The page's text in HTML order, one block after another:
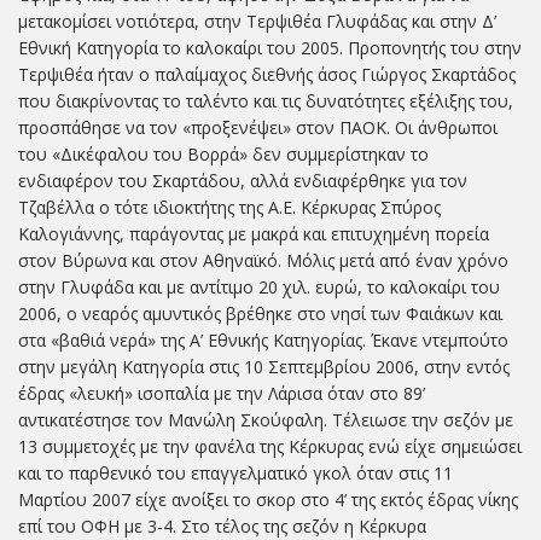
μετακομίσει νοτιότερα, στην Τερψιθέα Γλυφάδας και στην Δ’
Εθνική Κατηγορία το καλοκαίρι του 2005. Προπονητής του στην
Τερψιθέα ήταν ο παλαίμαχος διεθνής άσος Γιώργος Σκαρτάδος
που διακρίνοντας το ταλέντο και τις δυνατότητες εξέλιξης του,
προσπάθησε να τον «προξενέψει» στον ΠΑΟΚ. Οι άνθρωποι
του «Δικέφαλου του Βορρά» δεν συμμερίστηκαν το
ενδιαφέρον του Σκαρτάδου, αλλά ενδιαφέρθηκε για τον
Τζαβέλλα ο τότε ιδιοκτήτης της Α.Ε. Κέρκυρας Σπύρος
Καλογιάννης, παράγοντας με μακρά και επιτυχημένη πορεία
στον Βύρωνα και στον Αθηναϊκό. Μόλις μετά από έναν χρόνο
στην Γλυφάδα και με αντίτιμο 20 χιλ. ευρώ, το καλοκαίρι του
2006, ο νεαρός αμυντικός βρέθηκε στο νησί των Φαιάκων και
στα «βαθιά νερά» της Α’ Εθνικής Κατηγορίας. Έκανε ντεμπούτο
στην μεγάλη Κατηγορία στις 10 Σεπτεμβρίου 2006, στην εντός
έδρας «λευκή» ισοπαλία με την Λάρισα όταν στο 89’
αντικατέστησε τον Μανώλη Σκούφαλη. Τέλειωσε την σεζόν με
13 συμμετοχές με την φανέλα της Κέρκυρας ενώ είχε σημειώσει
και το παρθενικό του επαγγελματικό γκολ όταν στις 11
Μαρτίου 2007 είχε ανοίξει το σκορ στο 4’ της εκτός έδρας νίκης
επί του ΟΦΗ με 3-4. Στο τέλος της σεζόν η Κέρκυρα